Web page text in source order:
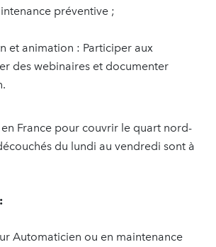
préventive ;
et animation : Participer aux
des webinaires et documenter
France pour couvrir le quart nord-
du lundi au vendredi sont à
Automaticien ou en maintenance